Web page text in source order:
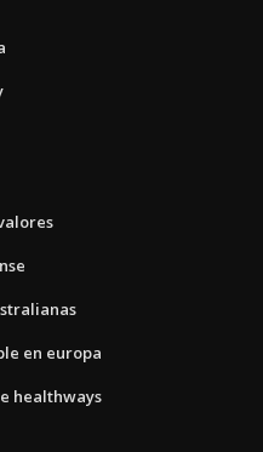
en europa
healthways